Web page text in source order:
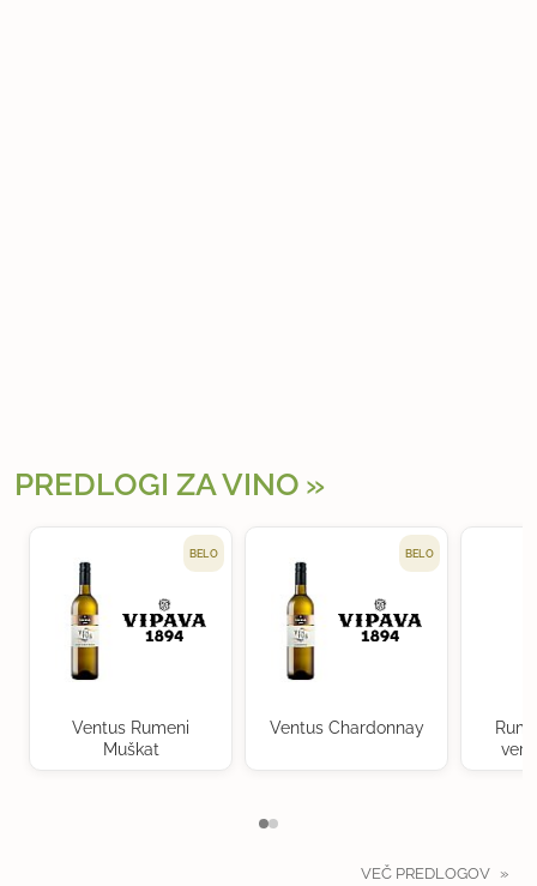
PREDLOGI ZA VINO
BELO
Ventus Rumeni
Muškat
BELO
Ventus Chardonnay
VEČ PREDLOGOV